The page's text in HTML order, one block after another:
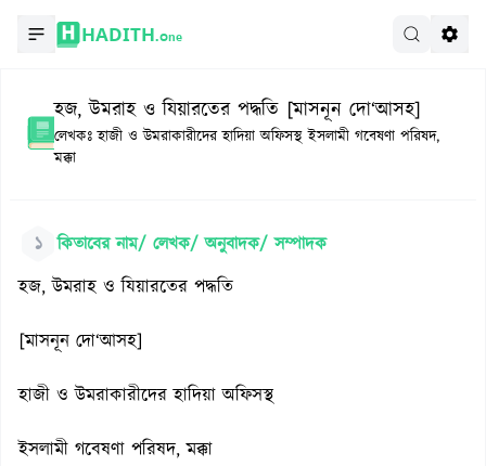
HADITH.One
হজ, উমরাহ ও যিয়ারতের পদ্ধতি [মাসনূন দো‘আসহ]
লেখকঃ হাজী ও উমরাকারীদের হাদিয়া অফিসস্থ ইসলামী গবেষণা পরিষদ,
মক্কা
১ কিতাবের নাম/ লেখক/ অনুবাদক/ সম্পাদক
হজ, উমরাহ ও যিয়ারতের পদ্ধতি
[মাসনূন দো‘আসহ]
হাজী ও উমরাকারীদের হাদিয়া অফিসস্থ
ইসলামী গবেষণা পরিষদ, মক্কা